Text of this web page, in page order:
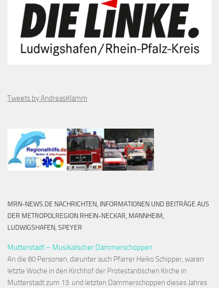
Tweets by AndreasKlamm
MRN-NEWS.DE NACHRICHTEN, INFORMATIONEN UND BEITRÄGE AUS
DER METROPOLREGION RHEIN-NECKAR, MANNHEIM,
LUDWIGSHAFEN, SPEYER
Mutterstadt – Musikalischer Dämmerschoppen
An die 80 Personen, darunter auch Pfarrer Heiko Schipper, waren
letzte Woche in den Kirchhof der Protestantischen Kirche in
Mutterstadt zum 13. und letzten Dämmerschoppen dieses Jahres